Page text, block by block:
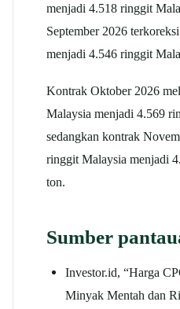
menjadi 4.518 ringgit
September 2026
menjadi 4.546 ringgit
Kontrak Oktober 2026
Malaysia menjadi 4.569
sedangkan kontrak
ringgit Malaysia menjadi
ton.
Sumber
Investor.id, “Harga
Minyak Mentah dan